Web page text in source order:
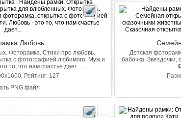
Любовь
Фоторамка. Стихи про любовь.
с фотографией любимого. Муж и
то, что нам счастье дает... ...
Рейтинг: 127
PNG файл
Детская
бабочка.